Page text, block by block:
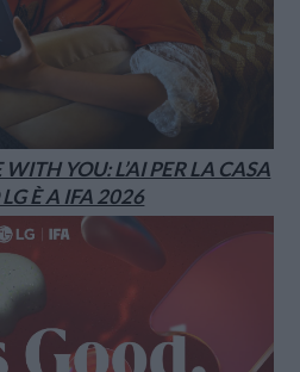
YOU: L’AI PER LA CASA
È A IFA 2026